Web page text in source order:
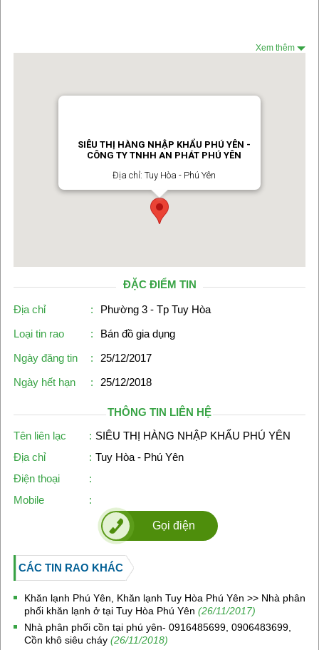
Xem thêm
SIÊU THỊ HÀNG NHẬP KHẨU PHÚ YÊN -
CÔNG TY TNHH AN PHÁT PHÚ YÊN
Địa chỉ: Tuy Hòa - Phú Yên
ĐẶC ĐIỂM TIN
Địa chỉ :
Phường 3 - Tp Tuy Hòa
Loại tin rao
:
Bán đồ gia dụng
Ngày đăng tin
:
25/12/2017
Ngày hết hạn
: 25/12/2018
THÔNG TIN LIÊN HỆ
Tên liên lạc
: SIÊU THỊ HÀNG NHẬP KHẨU PHÚ YÊN
Địa chỉ
: Tuy Hòa - Phú Yên
Điện thoại
:
Mobile
:
Gọi điện
CÁC TIN RAO KHÁC
Khăn lạnh Phú Yên, Khăn lạnh Tuy Hòa Phú Yên >> Nhà phân
phối khăn lạnh ở tại Tuy Hòa Phú Yên (26/11/2017)
Nhà phân phối cồn tại phú yên- 0916485699, 0906483699,
Cồn khô siêu cháy (26/11/2018)